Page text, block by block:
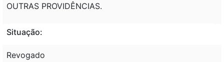
OUTRAS PROVIDÊNCIAS.
Situação:
Revogado